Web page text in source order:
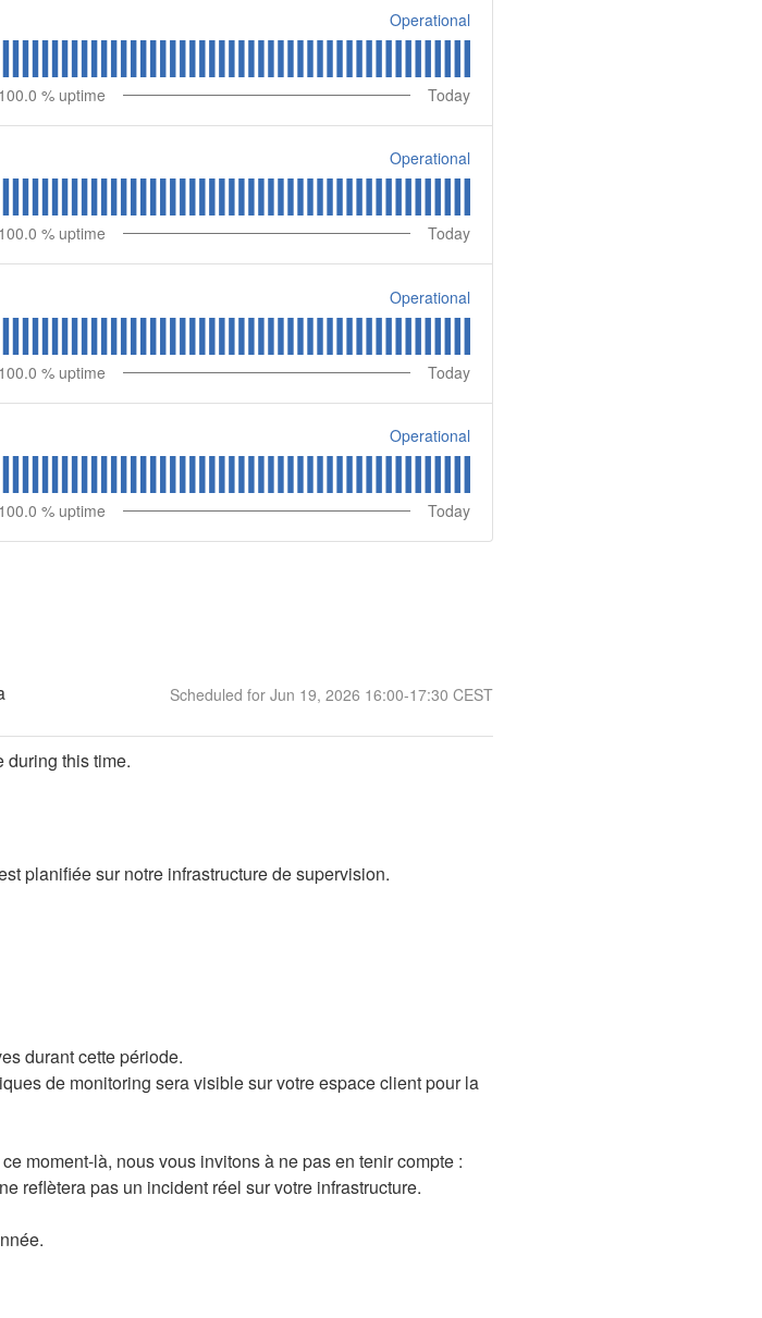
Operational
100.0 % uptime Today
Operational
100.0 % uptime Today
Operational
100.0 % uptime Today
Operational
100.0 % uptime Today
Jun 19, 2026 16:00-17:30 CEST
this time.
planifiée sur notre infrastructure de supervision.
durant cette période.
de monitoring sera visible sur votre espace client pour la
moment-là, nous vous invitons à ne pas en tenir compte :
reflètera pas un incident réel sur votre infrastructure.